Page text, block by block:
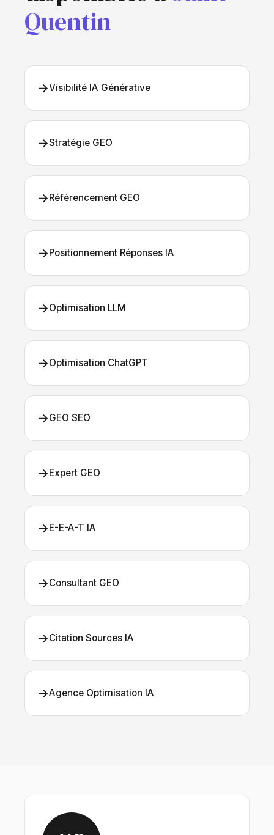
Quentin
→Visibilité IA Générative
→Stratégie GEO
→Référencement GEO
→Positionnement Réponses IA
→Optimisation LLM
→Optimisation ChatGPT
→GEO SEO
→Expert GEO
→E-E-A-T IA
→Consultant GEO
→Citation Sources IA
→Agence Optimisation IA